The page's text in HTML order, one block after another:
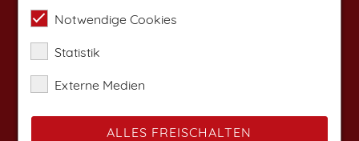
Notwendige Cookies
Statistik
Externe Medien
ALLES FREISCHALTEN